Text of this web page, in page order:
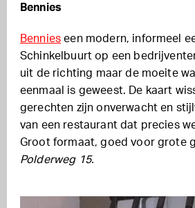
Bennies
Bennies een modern, informeel
Schinkelbuurt op een
uit de richting maar de moeite
eenmaal is geweest. De kaart
gerechten zijn onverwacht en
van een restaurant dat precies
Groot formaat, goed voor grote
Polderweg 15.